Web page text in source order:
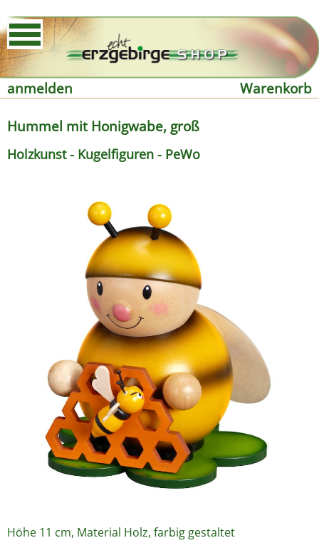
anmelden
Warenkorb
Hummel mit Honigwabe, groß
Holzkunst - Kugelfiguren - PeWo
Höhe 11 cm, Material Holz, farbig gestaltet